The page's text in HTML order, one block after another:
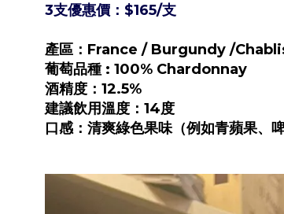
3支優惠價：$165/支
產區：France / Burgundy /
葡萄品種 : 100% Chardonnay
酒精度：12.5%
建議飲用溫度：14度
口感：清爽綠色果味（例如青蘋果、